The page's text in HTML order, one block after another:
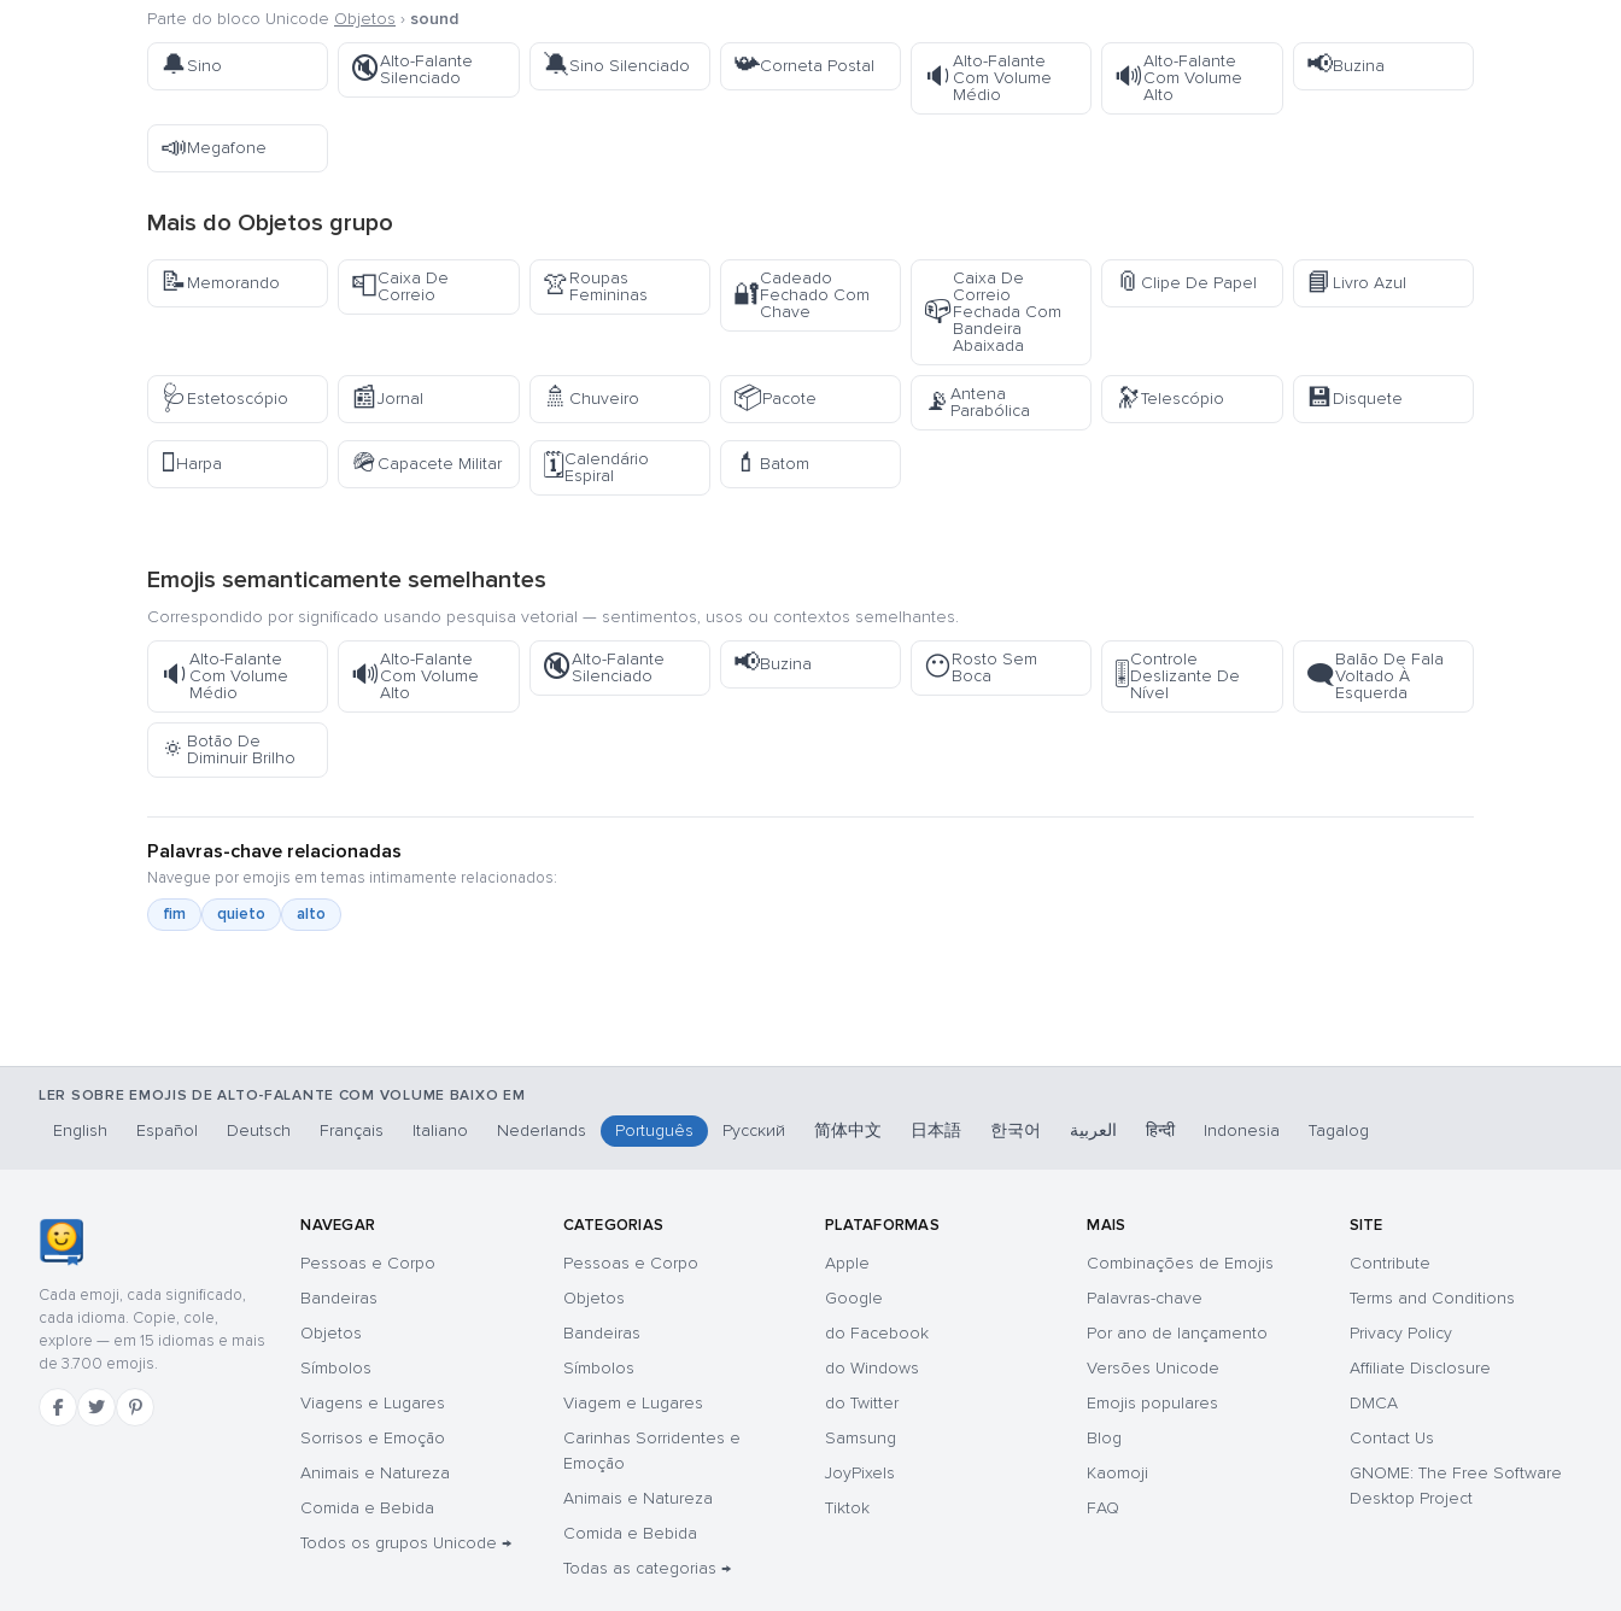
Parte do bloco Unicode Objetos › sound
🔔Sino 🔇Alto-Falante
Silenciado
🔕Sino Silenciado 📯Corneta Postal 🔉
Alto-Falante
Com Volume
Médio
🔊
Alto-Falante
Com Volume
Alto
📢Buzina
📣Megafone
Mais do Objetos grupo
📝Memorando 📮Caixa De
Correio
👚Roupas
Femininas
🔐
Cadeado
Fechado Com
Chave
📪
Caixa De
Correio
Fechada Com
Bandeira
Abaixada
📎 Clipe De Papel 📘 Livro Azul
🩺 Estetoscópio 📰Jornal 🚿 Chuveiro 📦Pacote 📡Antena
Parabólica
🔭Telescópio 💾Disquete
🪉Harpa 🪖Capacete Militar 🗓️Calendário
Espiral
💄 Batom
Emojis semanticamente semelhantes
Correspondido por significado usando pesquisa vetorial — sentimentos, usos ou contextos semelhantes.
🔉
Alto-Falante
Com Volume
Médio
🔊
Alto-Falante
Com Volume
Alto
🔇Alto-Falante
Silenciado
📢Buzina 😶Rosto Sem
Boca
🎚️
Controle
Deslizante De
Nível
🗨️
Balão De Fala
Voltado À
Esquerda
🔅 Botão De
Diminuir Brilho
Palavras-chave relacionadas
Navegue por emojis em temas intimamente relacionados:
fim
quieto alto
LER SOBRE EMOJIS DE ALTO-FALANTE COM VOLUME BAIXO EM
English Español Deutsch Français Italiano Nederlands Português Русский 简体中文 日本語 한국어 العربية हिन्दी Indonesia Tagalog
Cada emoji, cada significado,
cada idioma. Copie, cole,
explore — em 15 idiomas e mais
de 3.700 emojis.
NAVEGAR
Pessoas e Corpo
Bandeiras
Objetos
Símbolos
Viagens e Lugares
Sorrisos e Emoção
Animais e Natureza
Comida e Bebida
Todos os grupos Unicode →
CATEGORIAS
Pessoas e Corpo
Objetos
Bandeiras
Símbolos
Viagem e Lugares
Carinhas Sorridentes e
Emoção
Animais e Natureza
Comida e Bebida
Todas as categorias →
PLATAFORMAS
Apple
Google
do Facebook
do Windows
do Twitter
Samsung
JoyPixels
Tiktok
MAIS
Combinações de Emojis
Palavras-chave
Por ano de lançamento
Versões Unicode
Emojis populares
Blog
Kaomoji
FAQ
SITE
Contribute
Terms and Conditions
Privacy Policy
Affiliate Disclosure
DMCA
Contact Us
GNOME: The Free Software
Desktop Project